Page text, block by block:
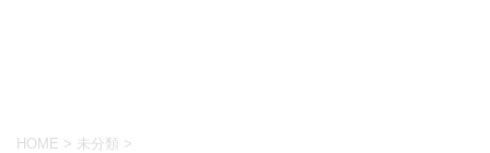
HOME > 未分類 >